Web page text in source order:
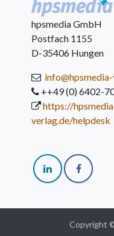
hpsmedia GmbH
Postfach 1155
D-35406 Hungen
++49 (0) 6402-
https://
verlag.de/helpdesk
Copyright